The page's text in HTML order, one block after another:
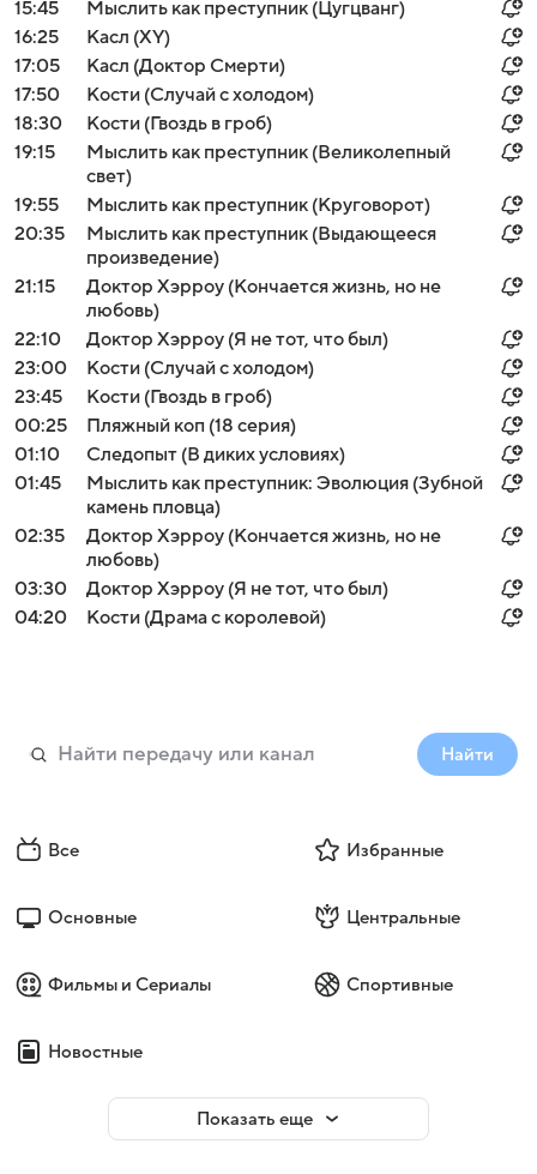
15:45
Мыслить как преступник (Цугцванг)
16:25
Касл (XY)
17:05
Касл (Доктор Смерти)
17:50
Кости (Случай с холодом)
18:30
Кости (Гвоздь в гроб)
19:15
Мыслить как преступник (Великолепный
свет)
19:55
Мыслить как преступник (Круговорот)
20:35
Мыслить как преступник (Выдающееся
произведение)
21:15
Доктор Хэрроу (Кончается жизнь, но не
любовь)
22:10
Доктор Хэрроу (Я не тот, что был)
23:00
Кости (Случай с холодом)
23:45
Кости (Гвоздь в гроб)
00:25
Пляжный коп (18 серия)
01:10
Следопыт (В диких условиях)
01:45
Мыслить как преступник: Эволюция (Зубной
камень пловца)
02:35
Доктор Хэрроу (Кончается жизнь, но не
любовь)
03:30
Доктор Хэрроу (Я не тот, что был)
04:20
Кости (Драма с королевой)
Найти
Все Избранные
Основные Центральные
Фильмы и Сериалы Спортивные
Новостные
Показать еще